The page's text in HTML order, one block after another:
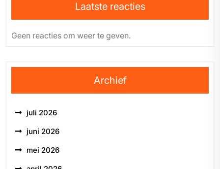
Laatste reacties
Geen reacties om weer te geven.
Archief
juli 2026
juni 2026
mei 2026